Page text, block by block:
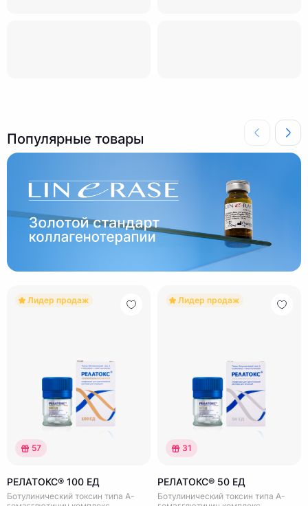
Популярные товары
Лидер продаж
57
РЕЛАТОКС® 100 ЕД
Ботулинический токсин типа А-
Лидер продаж
31
РЕЛАТОКС® 50 ЕД
Ботулинический токсин типа А-